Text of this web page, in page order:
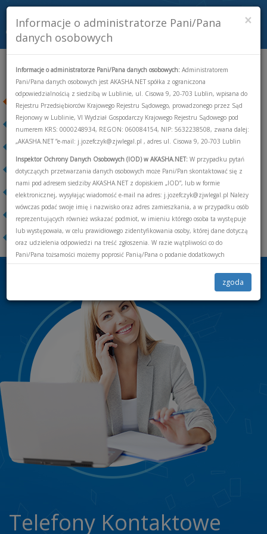
Toggle
Kontakt
Zadzwoń do nas
Odwiedź nas
Napisz do nas
Dane adresowe
Wskaźniki jakości
Dokumenty
Ogłoszenia
Telefony Kontaktowe
×
Informacje o administratorze Pani/Pana
danych osobowych
Informacje o administratorze Pani/Pana danych osobowych: Administratorem
Pani/Pana danych osobowych jest AKASHA.NET spółka z ograniczona
odpowiedzialnością z siedzibą w Lublinie, ul. Cisowa 9, 20-703 Lublin, wpisana do
Rejestru Przedsiębiorców Krajowego Rejestru Sądowego, prowadzonego przez Sąd
Rejonowy w Lublinie, VI Wydział Gospodarczy Krajowego Rejestru Sądowego pod
numerem KRS: 0000248934, REGON: 060084154, NIP: 5632238508, zwana dalej:
„AKASHA.NET ”e-mail: j.jozefczyk@zjwlegal.pl , adres ul. Cisowa 9, 20-703 Lublin
Inspektor Ochrony Danych Osobowych (IOD) w AKASHA.NET: W przypadku pytań
dotyczących przetwarzania danych osobowych może Pani/Pan skontaktować się z
nami pod adresem siedziby AKASHA.NET z dopiskiem „IOD”, lub w formie
elektronicznej, wysyłając wiadomość e-mail na adres: j.jozefczyk@zjwlegal.pl Należy
wówczas podać swoje imię i nazwisko oraz adres zamieszkania, a w przypadku osób
reprezentujących również wskazać podmiot, w imieniu którego osoba ta występuje
lub występowała, w celu prawidłowego zidentyfikowania osoby, której dane dotyczą
oraz udzielenia odpowiedzi na treść zgłoszenia. W razie wątpliwości co do
Pani/Pana tożsamości możemy poprosić Panią/Pana o podanie dodatkowych
informacji znajdujących się w Umowie
Pani/Pana dane
telekomunikacyjnych na podstawie zawartej przez Panią/Pana umowy (podstawa
prawna: art. 6 ust. 1 lit b, f), Rozporządzenia Parlamentu Europejskiego i Rady (UE)
2016/679 z dnia 27 kwietnia 2016 r. w sprawie ochrony osób fizycznych w związku
z przetwarzaniem danych osobowych i w sprawie swobodnego przepływu takich
danych oraz uchylenia dyrektywy 95/46/WE, które wchodzi w życie z dniem 25
maja 2018 r. (dalej RODO)). Jednocześnie informujemy, że w wypadku skorzystania
przez Pana/Panią z usług administratora danych osobowych Pani/Pana dane
osobowe będą przetwarzane w celach marketingu własnych produktów i usług
(podstawa prawna art. 6 ust. 1 lit. f) RODO), lub ewentualnego ustalenia,
dochodzenia lub obrony przed roszczeniami będącego realizacją naszego prawnie
uzasadnionego interesu (podstawa prawna: art. 6 ust. 1 lit. f) RODO), oraz w celach
podatkowych i rachunkowych (podstawa prawna przetwarzania danych: art. 6 ust. 1
lit c) RODO), zaś w sytuacji, w której, wyrazi Pan/Pani dobrowolną zgodę na
przetwarzanie swoich danych osobowych AKASHA.NET będzie przetwarzać
Pani/Pana dane osobowe w celach każdorazowo określonych w treści zgody (art. 6
podstawie zgody przed jej wycofaniem;
zgoda